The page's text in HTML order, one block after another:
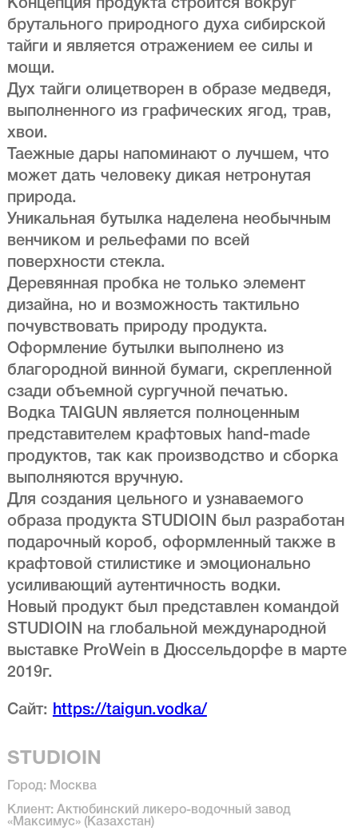
Концепция продукта строится вокруг
брутального природного духа сибирской
тайги и является отражением ее силы и
мощи.
Дух тайги олицетворен в образе медведя,
выполненного из графических ягод, трав,
хвои.
Таежные дары напоминают о лучшем, что
может дать человеку дикая нетронутая
природа.
Уникальная бутылка наделена необычным
венчиком и рельефами по всей
поверхности стекла.
Деревянная пробка не только элемент
дизайна, но и возможность тактильно
почувствовать природу продукта.
Оформление бутылки выполнено из
благородной винной бумаги, скрепленной
сзади объемной сургучной печатью.
Водка TAIGUN является полноценным
представителем крафтовых hand-made
продуктов, так как производство и сборка
выполняются вручную.
Для создания цельного и узнаваемого
образа продукта STUDIOIN был разработан
подарочный короб, оформленный также в
крафтовой стилистике и эмоционально
усиливающий аутентичность водки.
Новый продукт был представлен командой
STUDIOIN на глобальной международной
выставке ProWein в Дюссельдорфе в марте
2019г.
Сайт: https://taigun.vodka/
STUDIOIN
Город: Москва
Клиент: Актюбинский ликеро-водочный завод
«Максимус» (Казахстан)